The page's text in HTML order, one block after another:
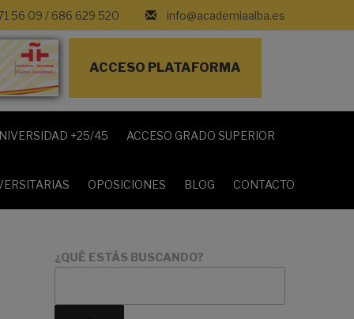
info@academiaalba.es
56 09 / 686 629 520
ACCESO PLATAFORMA
+25/45 ACCESO GRADO SUPERIOR
OPOSICIONES BLOG CONTACTO
¿QUÉ ESTÁS BUSCANDO?